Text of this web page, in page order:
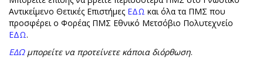
Αντικείμενο Θετικές Επιστήμες ΕΔΩ και όλα τα ΠΜΣ που
προσφέρει ο Φορέας ΠΜΣ Εθνικό Μετσόβιο Πολυτεχνείο
ΕΔΩ.
ΕΔΩμπορείτε να προτείνετε κάποια διόρθωση.